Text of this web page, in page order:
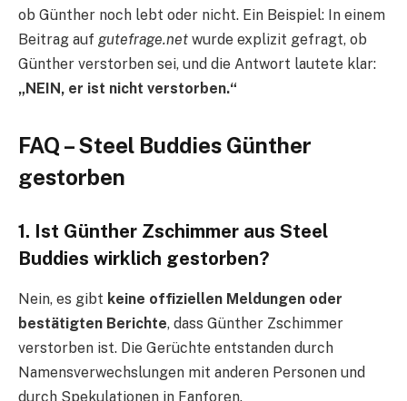
ob Günther noch lebt oder nicht. Ein Beispiel: In einem
Beitrag auf gutefrage.net wurde explizit gefragt, ob
Günther verstorben sei, und die Antwort lautete klar:
„NEIN, er ist nicht verstorben.“
FAQ – Steel Buddies Günther
gestorben
1. Ist Günther Zschimmer aus Steel
Buddies wirklich gestorben?
Nein, es gibt keine offiziellen Meldungen oder
bestätigten Berichte, dass Günther Zschimmer
verstorben ist. Die Gerüchte entstanden durch
Namensverwechslungen mit anderen Personen und
durch Spekulationen in Fanforen.